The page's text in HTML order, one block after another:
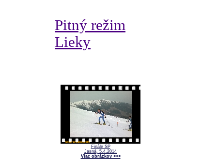
Pitný režim
Lieky
Finále SP
Jasná, 5.4.2014
Viac obrázkov >>>